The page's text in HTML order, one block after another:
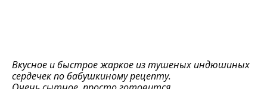
Вкусное и быстрое жаркое из тушеных индюшиных
сердечек по бабушкиному рецепту.